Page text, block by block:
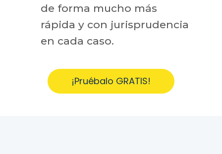
de forma mucho más
rápida y con jurisprudencia
en cada caso.
¡Pruébalo GRATIS!